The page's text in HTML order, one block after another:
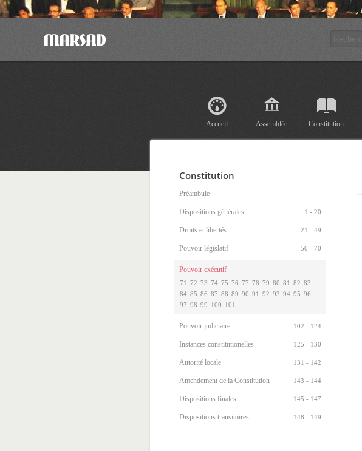
Accueil Assemblée Constitution
Constitution
Préambule
1 - 20
Dispositions générales
21 - 49
Droits et libertés
50 - 70
Pouvoir législatif
Pouvoir exécutif
71 72 73 74 75 76 77 78 79 80 81 82 83
84 85 86 87 88 89 90 91 92 93 94 95 96
97 98 99 100 101
102 - 124
Pouvoir judiciaire
125 - 130
Instances constitutionelles
131 - 142
Autorité locale
143 - 144
Amendement de la Constitution
145 - 147
Dispositions finales
148 - 149
Dispositions transitoires